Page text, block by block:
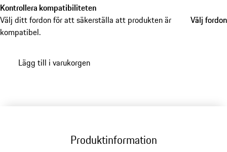
väskan.
Kontrollera kompatibiliteten
Välj ditt fordon för att säkerställa att produkten är
kompatibel.
Välj fordon
Välj fordon
Lägg till i varukorgen
Produktinformation